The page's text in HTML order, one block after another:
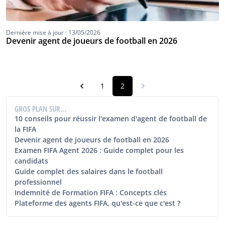
Dernière mise à jour : 13/05/2026
Devenir agent de joueurs de football en 2026
1 2
GROS PLAN SUR...
10 conseils pour réussir l'examen d'agent de football de
la FIFA
Devenir agent de joueurs de football en 2026
Examen FIFA Agent 2026 : Guide complet pour les
candidats
Guide complet des salaires dans le football
professionnel
Indemnité de Formation FIFA : Concepts clés
Plateforme des agents FIFA, qu'est-ce que c'est ?